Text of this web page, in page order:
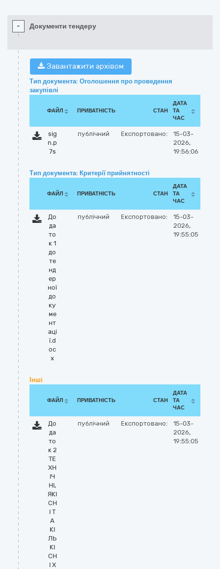
- Документи тендеру
Завантажити архівом
Тип документа: Оголошення про проведення
закупівлі
ФАЙЛ ПРИВАТНІСТЬ СТАН
ДАТА
ТА
ЧАС
sig
n.p
7s
публічний Експортовано:
15-03-
2026,
19:56:06
Тип документа: Критерії прийнятності
ФАЙЛ ПРИВАТНІСТЬ СТАН
ДАТА
ТА
ЧАС
До
да
то
к 1
до
те
нд
ер
ної
до
ку
ме
нт
аці
ї.d
oc
x
публічний Експортовано:
15-03-
2026,
19:55:05
Інші
ФАЙЛ ПРИВАТНІСТЬ СТАН
ДАТА
ТА
ЧАС
До
да
то
к 2
ТЕ
ХН
ІЧ
НІ,
ЯКІ
СН
І Т
А
КІ
ЛЬ
КІ
СН
І Х
публічний Експортовано:
15-03-
2026,
19:55:05